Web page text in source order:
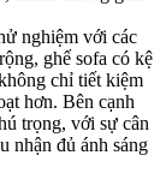
nghiệm với các
ghế sofa có kệ
chỉ tiết kiệm
hơn. Bên cạnh
trọng, với sự cân
nhận đủ ánh sáng